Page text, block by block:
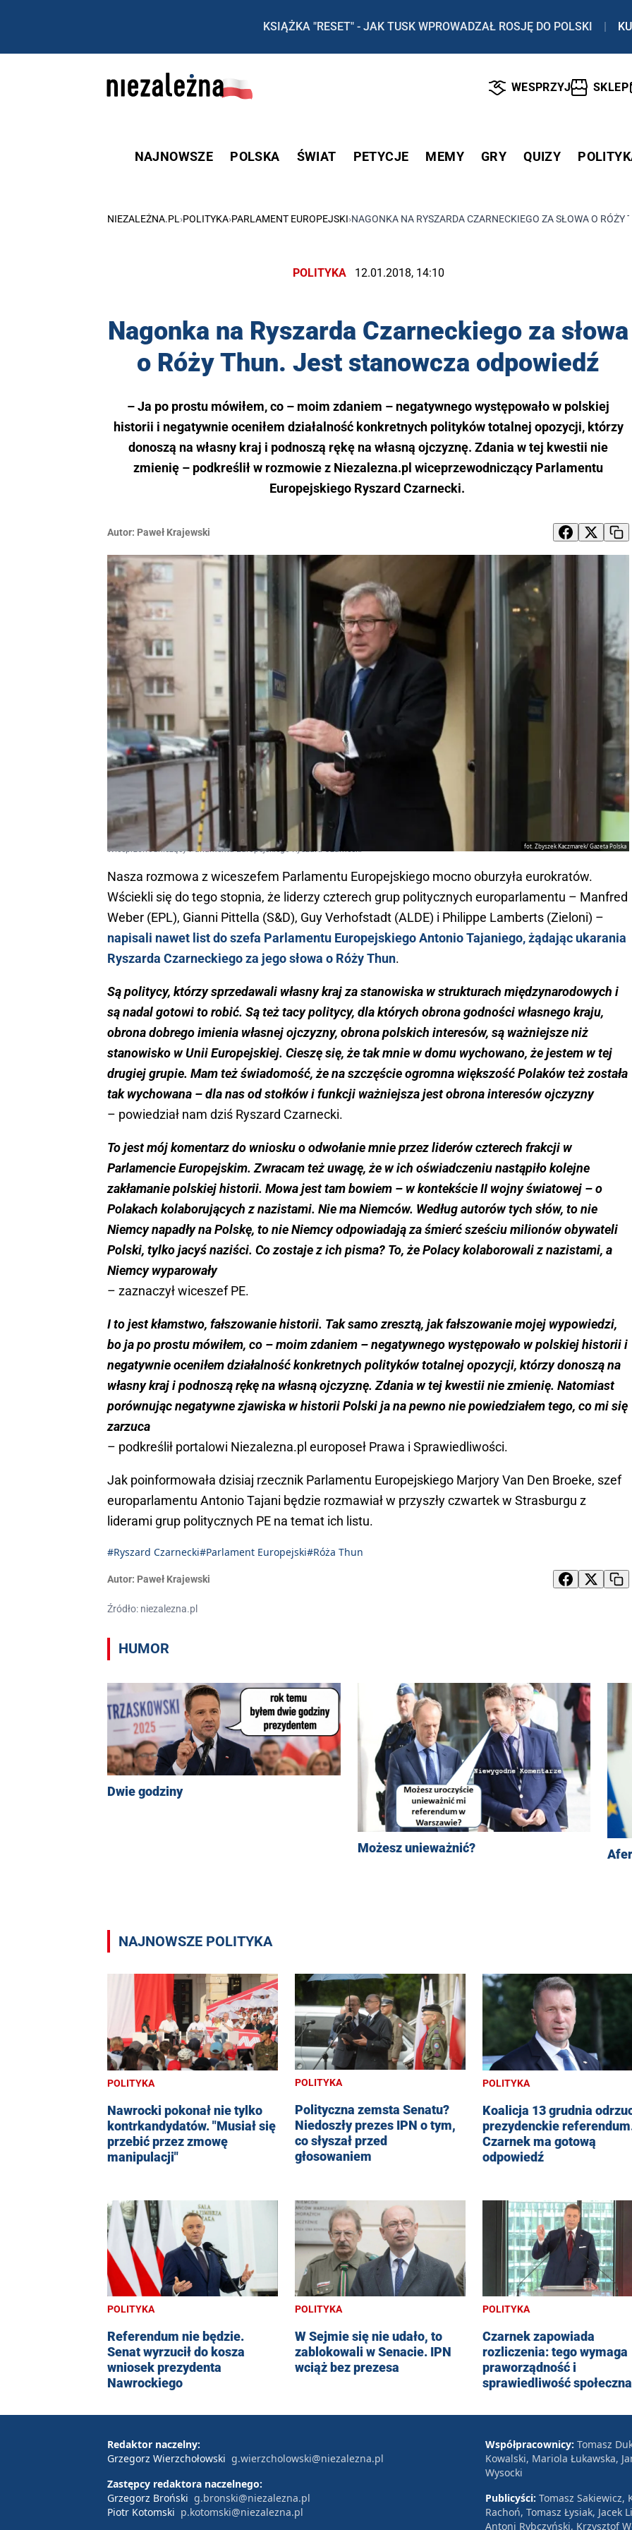
KSIĄŻKA "RESET" - JAK TUSK WPROWADZAŁ ROSJĘ DO POLSKI |
WESPRZYJ SKLEP
NAJNOWSZE POLSKA ŚWIAT PETYCJE MEMY GRY QUIZY
NIEZALEŻNA.PL ›POLITYKA›PARLAMENT EUROPEJSKI›NAGONKA NA RYSZARDA CZARNECKIEGO ZA SŁOWA O RÓŻY
POLITYKA 12.01.2018, 14:10
Nagonka na Ryszarda Czarneckiego za słowa
o Róży Thun. Jest stanowcza odpowiedź
– Ja po prostu mówiłem, co – moim zdaniem – negatywnego występowało w polskiej
historii i negatywnie oceniłem działalność konkretnych polityków totalnej opozycji, którzy
donoszą na własny kraj i podnoszą rękę na własną ojczyznę. Zdania w tej kwestii nie
zmienię – podkreślił w rozmowie z Niezalezna.pl wiceprzewodniczący Parlamentu
Europejskiego Ryszard Czarnecki.
Autor: Paweł Krajewski
fot. Zbyszek Kaczmarek/ Gazeta Polska
Wiceprzewodniczący Parlamentu Europejskiego Ryszard Czarnecki
Nasza rozmowa z wiceszefem Parlamentu Europejskiego mocno oburzyła eurokratów.
Wściekli się do tego stopnia, że liderzy czterech grup politycznych europarlamentu – Manfred
Weber (EPL), Gianni Pittella (S&D), Guy Verhofstadt (ALDE) i Philippe Lamberts (Zieloni) –
napisali nawet list do szefa Parlamentu Europejskiego Antonio Tajaniego, żądając ukarania
Ryszarda Czarneckiego za jego słowa o Róży Thun.
Są politycy, którzy sprzedawali własny kraj za stanowiska w strukturach międzynarodowych i
są nadal gotowi to robić. Są też tacy politycy, dla których obrona godności własnego kraju,
obrona dobrego imienia własnej ojczyzny, obrona polskich interesów, są ważniejsze niż
stanowisko w Unii Europejskiej. Cieszę się, że tak mnie w domu wychowano, że jestem w tej
drugiej grupie. Mam też świadomość, że na szczęście ogromna większość Polaków też została
tak wychowana – dla nas od stołków i funkcji ważniejsza jest obrona interesów ojczyzny
– powiedział nam dziś Ryszard Czarnecki.
To jest mój komentarz do wniosku o odwołanie mnie przez liderów czterech frakcji w
Parlamencie Europejskim. Zwracam też uwagę, że w ich oświadczeniu nastąpiło kolejne
zakłamanie polskiej historii. Mowa jest tam bowiem – w kontekście II wojny światowej – o
Polakach kolaborujących z nazistami. Nie ma Niemców. Według autorów tych słów, to nie
Niemcy napadły na Polskę, to nie Niemcy odpowiadają za śmierć sześciu milionów obywateli
Polski, tylko jacyś naziści. Co zostaje z ich pisma? To, że Polacy kolaborowali z nazistami, a
Niemcy wyparowały
– zaznaczył wiceszef PE.
I to jest kłamstwo, fałszowanie historii. Tak samo zresztą, jak fałszowanie mojej wypowiedzi,
bo ja po prostu mówiłem, co – moim zdaniem – negatywnego występowało w polskiej historii i
negatywnie oceniłem działalność konkretnych polityków totalnej opozycji, którzy donoszą na
własny kraj i podnoszą rękę na własną ojczyznę. Zdania w tej kwestii nie zmienię. Natomiast
porównując negatywne zjawiska w historii Polski ja na pewno nie powiedziałem tego, co mi się
zarzuca
– podkreślił portalowi Niezalezna.pl europoseł Prawa i Sprawiedliwości.
Jak poinformowała dzisiaj rzecznik Parlamentu Europejskiego Marjory Van Den Broeke, szef
europarlamentu Antonio Tajani będzie rozmawiał w przyszły czwartek w Strasburgu z
liderami grup politycznych PE na temat ich listu.
#Ryszard Czarnecki#Parlament Europejski#Róża Thun
Autor: Paweł Krajewski
Źródło: niezalezna.pl
HUMOR
Dwie godziny
Możesz unieważnić?
NAJNOWSZE POLITYKA
POLITYKA
Nawrocki pokonał nie tylko
kontrkandydatów. "Musiał się
przebić przez zmowę
manipulacji"
POLITYKA
Polityczna zemsta Senatu?
Niedoszły prezes IPN o tym,
co słyszał przed
głosowaniem
POLITYKA
Koalicja 13 grudnia
prezydenckie
Czarnek ma gotową
odpowiedź
POLITYKA
Referendum nie będzie.
Senat wyrzucił do kosza
wniosek prezydenta
Nawrockiego
POLITYKA
W Sejmie się nie udało, to
zablokowali w Senacie. IPN
wciąż bez prezesa
POLITYKA
Czarnek zapowiada
rozliczenia: tego wymaga
praworządność i
sprawiedliwość społeczna
Redaktor naczelny:
Grzegorz Wierzchołowski g.wierzcholowski@niezalezna.pl
Zastępcy redaktora naczelnego:
Grzegorz Broński g.bronski@niezalezna.pl
Piotr Kotomski p.kotomski@niezalezna.pl
Współpracownicy: Tomasz
Kowalski, Mariola Łukawska,
Wysocki
Publicyści: Tomasz Sakiewicz,
Rachoń, Tomasz Łysiak,
Antoni Rybczyński, Krzysztof